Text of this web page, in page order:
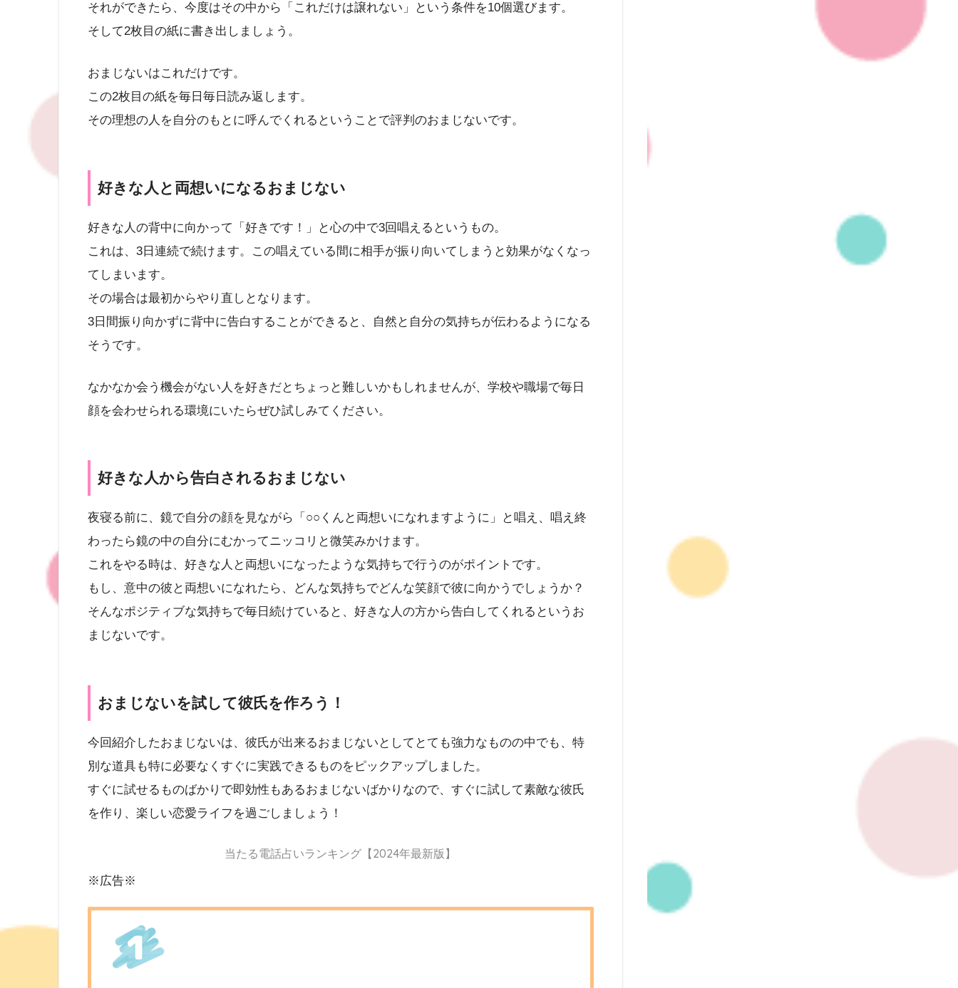
それができたら、今度はその中から「これだけは譲れない」という条件を10個選びます。
そして2枚目の紙に書き出しましょう。
おまじないはこれだけです。
この2枚目の紙を毎日毎日読み返します。
その理想の人を自分のもとに呼んでくれるということで評判のおまじないです。
好きな人と両想いになるおまじない
好きな人の背中に向かって「好きです！」と心の中で3回唱えるというもの。
これは、3日連続で続けます。この唱えている間に相手が振り向いてしまうと効果がなくなっ
てしまいます。
その場合は最初からやり直しとなります。
3日間振り向かずに背中に告白することができると、自然と自分の気持ちが伝わるようになる
そうです。
なかなか会う機会がない人を好きだとちょっと難しいかもしれませんが、学校や職場で毎日
顔を会わせられる環境にいたらぜひ試しみてください。
好きな人から告白されるおまじない
夜寝る前に、鏡で自分の顔を見ながら「○○くんと両想いになれますように」と唱え、唱え終
わったら鏡の中の自分にむかってニッコリと微笑みかけます。
これをやる時は、好きな人と両想いになったような気持ちで行うのがポイントです。
もし、意中の彼と両想いになれたら、どんな気持ちでどんな笑顔で彼に向かうでしょうか？
そんなポジティブな気持ちで毎日続けていると、好きな人の方から告白してくれるというお
まじないです。
おまじないを試して彼氏を作ろう！
今回紹介したおまじないは、彼氏が出来るおまじないとしてとても強力なものの中でも、特
別な道具も特に必要なくすぐに実践できるものをピックアップしました。
すぐに試せるものばかりで即効性もあるおまじないばかりなので、すぐに試して素敵な彼氏
を作り、楽しい恋愛ライフを過ごしましょう！
当たる電話占いランキング【2024年最新版】
※広告※